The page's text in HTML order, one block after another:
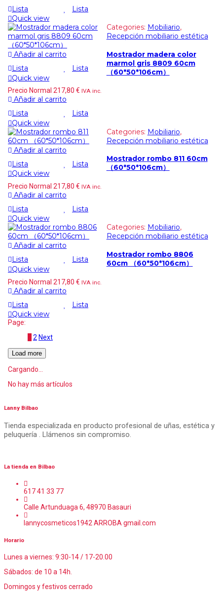
Lista
Lista
Quick view
Añadir al carrito
Lista
Lista
Quick view
Categories: Mobiliario,
Recepción mobiliario estética
Mostrador madera color
marmol gris 8809 60cm
（60*50*106cm）
Precio Normal 217,80 € IVA inc.
Añadir al carrito
Lista
Lista
Quick view
Añadir al carrito
Lista
Lista
Quick view
Categories: Mobiliario,
Recepción mobiliario estética
Mostrador rombo 811 60cm
（60*50*106cm）
Precio Normal 217,80 € IVA inc.
Añadir al carrito
Lista
Lista
Quick view
Añadir al carrito
Lista
Lista
Quick view
Categories: Mobiliario,
Recepción mobiliario estética
Mostrador rombo 8806
60cm （60*50*106cm）
Precio Normal 217,80 € IVA inc.
Añadir al carrito
Lista
Lista
Quick view
Page:
2 Next
Load more
Cargando...
No hay más artículos
Lanny Bilbao
Tienda especializada en producto profesional de uñas, estética y
peluquería . Llámenos sin compromiso.
La tienda en Bilbao
617 41 33 77
Calle Artunduaga 6, 48970 Basauri
lannycosmeticos1942 ARROBA gmail.com
Horario
Lunes a viernes: 9:30-14 / 17-20.00
Sábados: de 10 a 14h.
Domingos y festivos cerrado